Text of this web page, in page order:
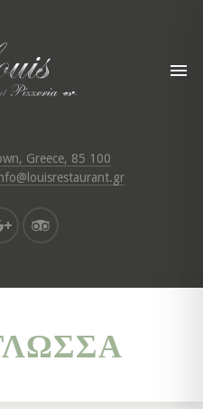
Greece, 85 100